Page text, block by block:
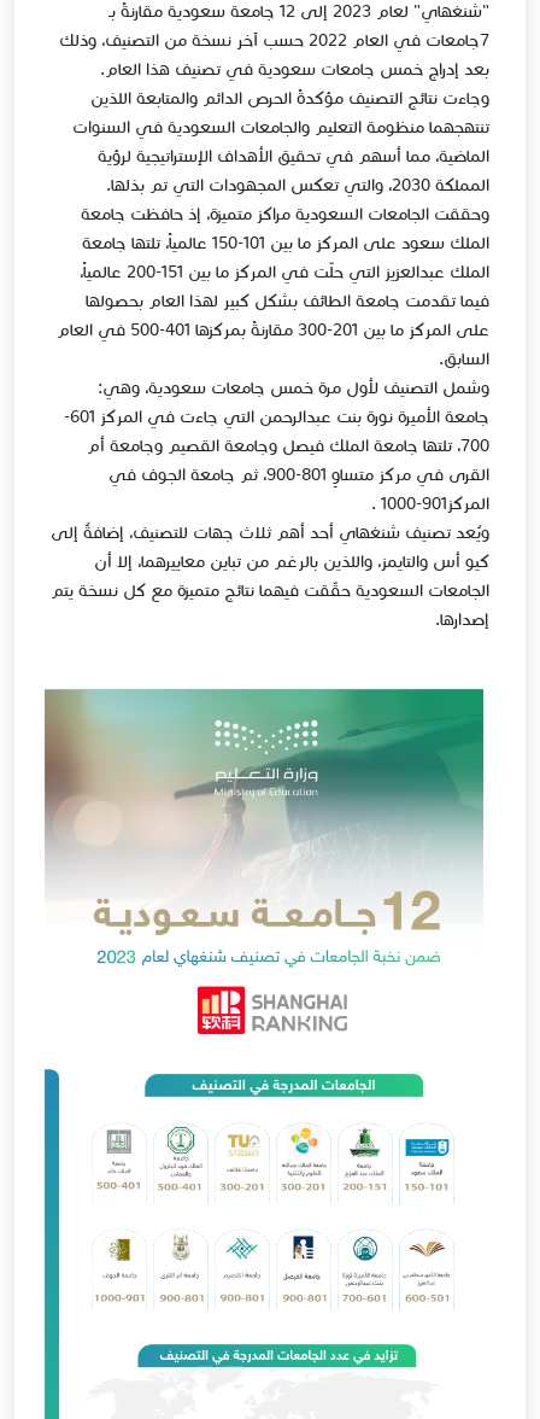
"شنغهاي" لعام 2023 إلى 12 جامعة سعودية مقارنةً بـ
7جامعات في العام 2022 حسب آخر نسخة من التصنيف، وذلك
بعد إدراج خمس جامعات سعودية في تصنيف هذا العام.
وجاءت نتائج التصنيف مؤكدةً الحرص الدائم والمتابعة اللذين
تنتهجهما منظومة التعليم والجامعات السعودية في السنوات
الماضية، مما أسهم في تحقيق الأهداف الإستراتيجية لرؤية
المملكة 2030، والتي تعكس المجهودات التي تم بذلها.
وحققت الجامعات السعودية مراكز متميزة، إذ حافظت جامعة
الملك سعود على المركز ما بين 101-150 عالمياً، تلتها جامعة
الملك عبدالعزيز التي حلّت في المركز ما بين 151-200 عالمياً،
فيما تقدمت جامعة الطائف بشكل كبير لهذا العام بحصولها
على المركز ما بين 201-300 مقارنةً بمركزها 401-500 في العام
السابق.
وشمل التصنيف لأول مرة خمس جامعات سعودية، وهي:
جامعة الأميرة نورة بنت عبدالرحمن التي جاءت في المركز 601-
700، تلتها جامعة الملك فيصل وجامعة القصيم وجامعة أم
القرى في مركز متساوٍ 801-900، ثم جامعة الجوف في
المركز901-1000 .
ويُعد تصنيف شنغهاي أحد أهم ثلاث جهات للتصنيف، إضافةُ إلى
كيو أس والتايمز، واللذين بالرغم من تباين معاييرهما، إلا أن
الجامعات السعودية حقّقت فيهما نتائج متميزة مع كل نسخة يتم
إصدارها. ​